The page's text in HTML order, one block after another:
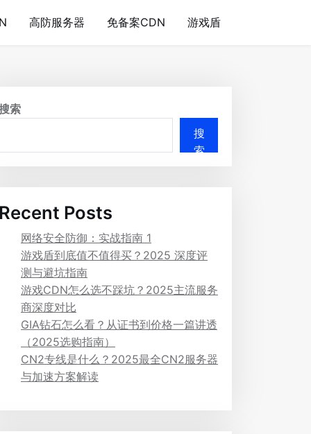
高防服务器 免备案CDN 游戏盾
索
搜
索
Posts
网络安全防御：实战指南 1
游戏盾到底值不值得买？2025 深度评
测与避坑指南
游戏CDN怎么选不踩坑？2025主流服务
商深度对比
GIA钻石怎么看？从证书到价格一篇讲透
（2025选购指南）
CN2专线是什么？2025最全CN2服务器
与加速方案解读